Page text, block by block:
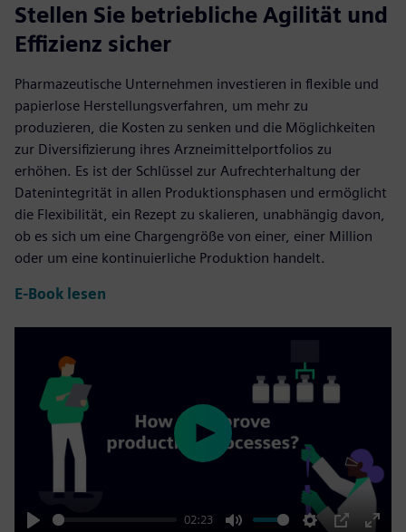
Stellen Sie betriebliche Agilität und
Effizienz sicher
Pharmazeutische Unternehmen investieren in flexible und
papierlose Herstellungsverfahren, um mehr zu
produzieren, die Kosten zu senken und die Möglichkeiten
zur Diversifizierung ihres Arzneimittelportfolios zu
erhöhen. Es ist der Schlüssel zur Aufrechterhaltung der
Datenintegrität in allen Produktionsphasen und ermöglicht
die Flexibilität, ein Rezept zu skalieren, unabhängig davon,
ob es sich um eine Chargengröße von einer, einer Million
oder um eine kontinuierliche Produktion handelt.
E-Book lesen
02:23
Play